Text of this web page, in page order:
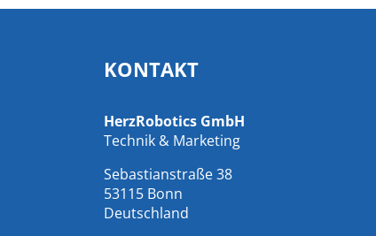
KONTAKT
HerzRobotics GmbH
Technik & Marketing
Sebastianstraße 38
53115 Bonn
Deutschland